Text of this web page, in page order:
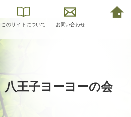
このサイトについて お問い合わせ
八王子ヨーヨーの会